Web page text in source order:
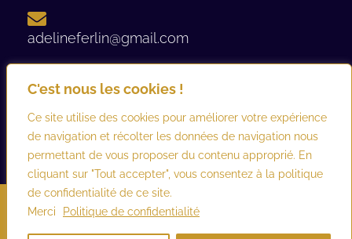
C'est nous les cookies !
Ce site utilise des cookies pour améliorer votre expérience
de navigation et récolter les données de navigation nous
permettant de vous proposer du contenu approprié. En
cliquant sur "Tout accepter", vous consentez à la politique
de confidentialité de ce site.
Merci
Politique de confidentialité
adelineferlin@gmail.com
Conditions générales d’utilisation et de vente